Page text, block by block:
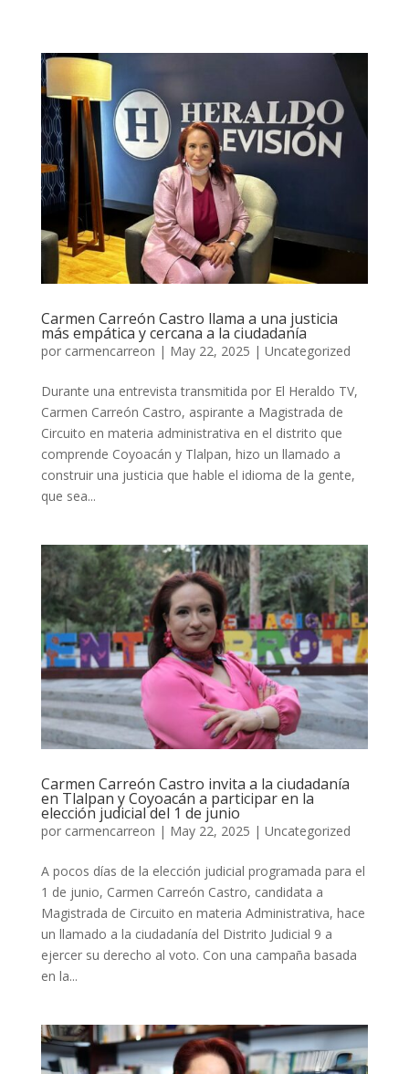
Carmen Carreón Castro llama a una justicia
más empática y cercana a la ciudadanía
por carmencarreon | May 22, 2025 | Uncategorized
Durante una entrevista transmitida por El Heraldo TV,
Carmen Carreón Castro, aspirante a Magistrada de
Circuito en materia administrativa en el distrito que
comprende Coyoacán y Tlalpan, hizo un llamado a
construir una justicia que hable el idioma de la gente,
que sea...
Carmen Carreón Castro invita a la ciudadanía
en Tlalpan y Coyoacán a participar en la
elección judicial del 1 de junio
por carmencarreon | May 22, 2025 | Uncategorized
A pocos días de la elección judicial programada para el
1 de junio, Carmen Carreón Castro, candidata a
Magistrada de Circuito en materia Administrativa, hace
un llamado a la ciudadanía del Distrito Judicial 9 a
ejercer su derecho al voto. Con una campaña basada
en la...